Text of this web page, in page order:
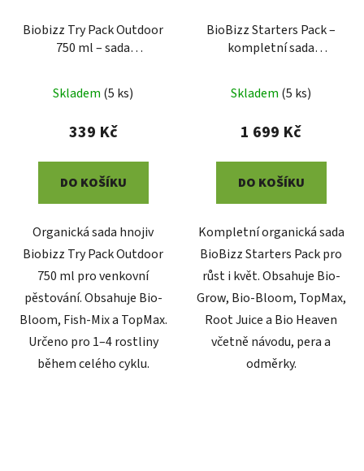
Biobizz Try Pack Outdoor
750 ml – sada
Skladem (5 ks)
339 Kč
DO KOŠÍKU
Organická sada hnojiv
Biobizz Try Pack Outdoor
750 ml pro venkovní
pěstování. Obsahuje Bio-
Bloom, Fish-Mix a TopMax.
Určeno pro 1–4 rostliny
během celého cyklu.
BioBizz Starters Pack –
kompletní sada
Skladem (5 ks)
1 699 Kč
DO KOŠÍKU
Kompletní organická sada
BioBizz Starters Pack pro
růst i květ. Obsahuje Bio-
Grow, Bio-Bloom, TopMax,
Root Juice a Bio Heaven
včetně návodu, pera a
odměrky.